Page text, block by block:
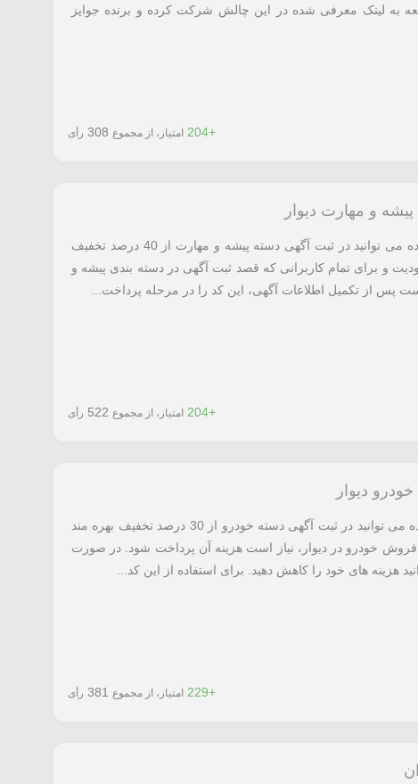
به لینک معرفی شده در این چالش شرکت کرده و برنده جوایز
+204 امتیاز، از مجموع 308 رأی
با استفاده از کد تخفیف دیوار معرفی شده می توانید در ثبت آگهی دسته پیشه و مهارت از 40 درصد تخفیف
و برای تمام کاربرانی که قصد ثبت آگهی در دسته بندی پیشه و
پس از تکمیل اطلاعات آگهی، این کد را در مرحله پرداخت...
+204 امتیاز، از مجموع 522 رأی
با استفاده از کد تخفیف دیوار معرفی شده می توانید در ثبت آگهی دسته خودرو از 30 درصد تخفیف بهره مند
فروش خودرو در دیوار، نیاز است هزینه آن پرداخت شود. در صورت
هزینه های خود را کاهش دهید. برای استفاده از این کد...
+229 امتیاز، از مجموع 381 رأی